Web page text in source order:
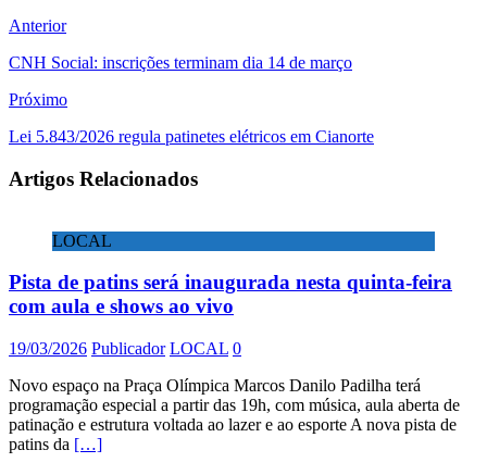
Anterior
CNH Social: inscrições terminam dia 14 de março
Próximo
Lei 5.843/2026 regula patinetes elétricos em Cianorte
Artigos Relacionados
LOCAL
Pista de patins será inaugurada nesta quinta-feira
com aula e shows ao vivo
19/03/2026 Publicador LOCAL 0
Novo espaço na Praça Olímpica Marcos Danilo Padilha terá
programação especial a partir das 19h, com música, aula aberta de
patinação e estrutura voltada ao lazer e ao esporte A nova pista de
patins da […]